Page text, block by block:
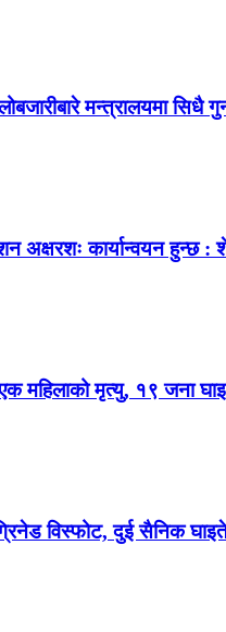
मन्त्रालयमा सिधै
अक्षरशः कार्यान्वयन हुन्छ :
महिलाको मृत्यु, १९ जना
विस्फोट, दुई सैनिक